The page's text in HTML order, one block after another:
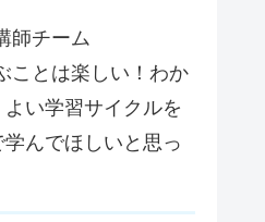
師チーム
ことは楽しい！わか
い学習サイクルを
んでほしいと思っ